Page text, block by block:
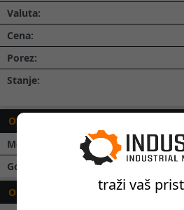
traži vaš
Valuta:
Cena:
Porez:
Stanje:
OSNOVNI PODACI
Model:
Godina proizvodnje:
OPIS